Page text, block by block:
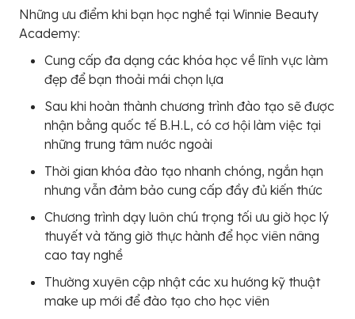
Những ưu điểm khi bạn học nghề tại Winnie Beauty
Academy:
Cung cấp đa dạng các khóa học về lĩnh vực làm
đẹp để bạn thoải mái chọn lựa
Sau khi hoàn thành chương trình đào tạo sẽ được
nhận bằng quốc tế B.H.L, có cơ hội làm việc tại
những trung tâm nước ngoài
Thời gian khóa đào tạo nhanh chóng, ngắn hạn
nhưng vẫn đảm bảo cung cấp đầy đủ kiến thức
Chương trình dạy luôn chú trọng tối ưu giờ học lý
thuyết và tăng giờ thực hành để học viên nâng
cao tay nghề
Thường xuyên cập nhật các xu hướng kỹ thuật
make up mới để đào tạo cho học viên